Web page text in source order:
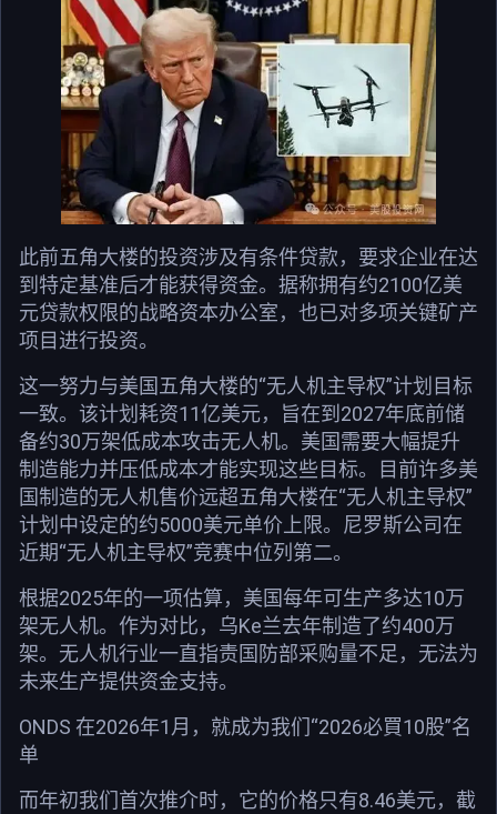
此前五角大楼的投资涉及有条件贷款，要求企业在达
到特定基准后才能获得资金。据称拥有约2100亿美
元贷款权限的战略资本办公室，也已对多项关键矿产
项目进行投资。
这一努力与美国五角大楼的“无人机主导权”计划目标
一致。该计划耗资11亿美元，旨在到2027年底前储
备约30万架低成本攻击无人机。美国需要大幅提升
制造能力并压低成本才能实现这些目标。目前许多美
国制造的无人机售价远超五角大楼在“无人机主导权”
计划中设定的约5000美元单价上限。尼罗斯公司在
近期“无人机主导权”竞赛中位列第二。
根据2025年的一项估算，美国每年可生产多达10万
架无人机。作为对比，乌Ke兰去年制造了约400万
架。无人机行业一直指责国防部采购量不足，无法为
未来生产提供资金支持。
ONDS 在2026年1月，就成为我们“2026必買10股”名
单
而年初我们首次推介时，它的价格只有8.46美元，截